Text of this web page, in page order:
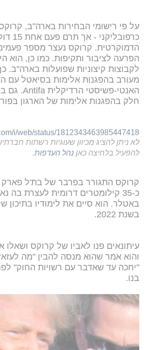
על פי רישומי הבחירות בארה"ב,
הדמוקרטית. קרוקס נעצר מספר
הפרעה לציבור ותקיפות. כמו כן, הוא
מעורב בהפגנות אלימות בסיאטל עם
חלק בהפגנות אלימות של הארגון
i/web/status/1812343463985447418
לא ניתן להציג מכיוון שעוגיות רשתות
להפעיל בלחיצה כאן נהל העדפות.
קרוקס התגורר בפרבר של בת'ל פארק
כ-35 קילומטרים דרומית לעצרת
באטלר. הוא סיים את לימודיו
בשנת 2022.
עיתונאים פנו לאביו של קרוקס ושאלו
והוא אמר שהוא מנסה להבין "מה
"יחכה עד שאדבר עם רשויות החוק"
בנו.